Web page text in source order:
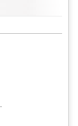
示が必要です。